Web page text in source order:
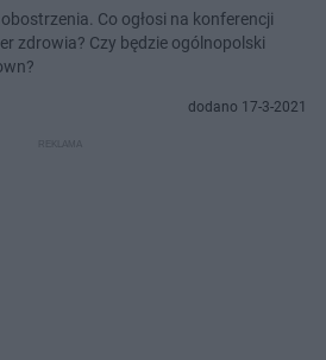
Co ogłosi na konferencji
zdrowia? Czy będzie ogólnopolski
dodano 17-3-2021